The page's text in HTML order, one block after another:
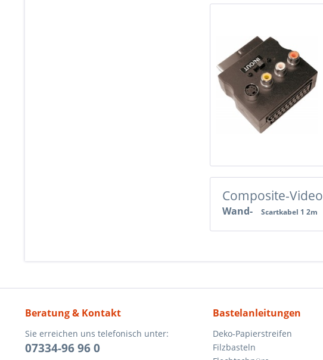
Composite-Video
Wand- Scartkabel 1 2m
Beratung & Kontakt
Sie erreichen uns telefonisch unter:
07334-96 96 0
Bastelanleitungen
Deko-Papierstreifen
Filzbasteln